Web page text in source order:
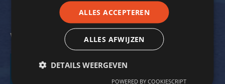
Volg ons op social media
ALLES ACCEPTEREN
ALLES AFWIJZEN
DETAILS WEERGEVEN
POWERED BY COOKIESCRIPT